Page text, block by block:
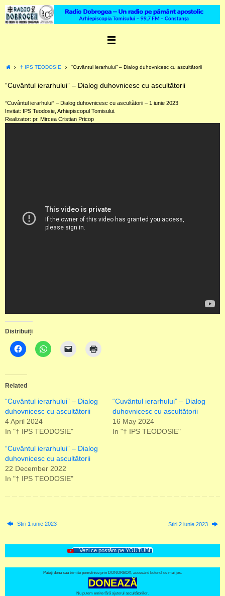
content
Home† IPS TEODOSIE “Cuvântul ierarhului” – Dialog duhovnicesc cu ascultătorii
“Cuvântul ierarhului” – Dialog duhovnicesc cu ascultătorii
“Cuvântul ierarhului” – Dialog duhovnicesc cu ascultătorii – 1 iunie 2023
Invitat: IPS Teodosie, Arhiepiscopul Tomisului.
Realizator: pr. Mircea Cristian Pricop
Distribuiți
Related
“Cuvântul ierarhului” – Dialog
duhovnicesc cu ascultătorii
4 April 2024
In "† IPS TEODOSIE"
“Cuvântul ierarhului” – Dialog
duhovnicesc cu ascultătorii
16 May 2024
In "† IPS TEODOSIE"
“Cuvântul ierarhului” – Dialog
duhovnicesc cu ascultătorii
22 December 2022
In "† IPS TEODOSIE"
Stiri 1 iunie 2023 Stiri 2 iunie 2023
Vezi ce postăm pe YOUTUBE
Puteți dona sau trimite pomelnice prin DONORBOX, accesând butonul de mai jos.
DONEAZĂ
Nu putem emite fără ajutorul ascultătorilor.